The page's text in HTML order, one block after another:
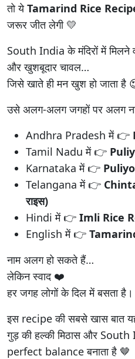
तो येTamarind Rice
जरूर जीत लेगी 💛
South India के मंदिरों में मिलने
और खुशबूदार चावल…
जिसे खाते ही मन खुश हो जाता है
उसे अलग-अलग जगहों पर अलग
Andhra Pradesh में 👉
Tamil Nadu में 👉
Karnataka में 👉
Telangana में 👉
राइस)
Hindi में 👉 Imli Rice
English में 👉
नाम अलग हो सकते हैं…
लेकिन स्वाद ❤️
हर जगह लोगों के दिल में बसता है।
इस recipe की सबसे खास बात
गुड़ की हल्की मिठास और
perfect balance बनाता है 🤎